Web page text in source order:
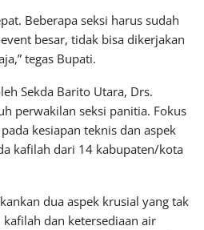
Beberapa seksi harus sudah
besar, tidak bisa dikerjakan
tegas Bupati.
Sekda Barito Utara, Drs.
perwakilan seksi panitia. Fokus
kesiapan teknis dan aspek
kafilah dari 14 kabupaten/kota
dua aspek krusial yang tak
dan ketersediaan air